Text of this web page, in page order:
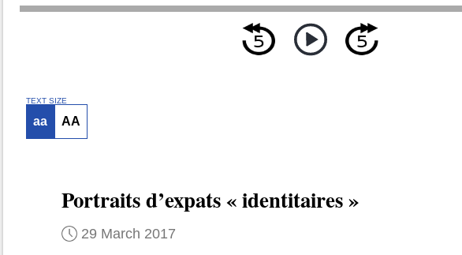
TEXT SIZE
aa AA
Portraits d’expats « identitaires »
29 March 2017